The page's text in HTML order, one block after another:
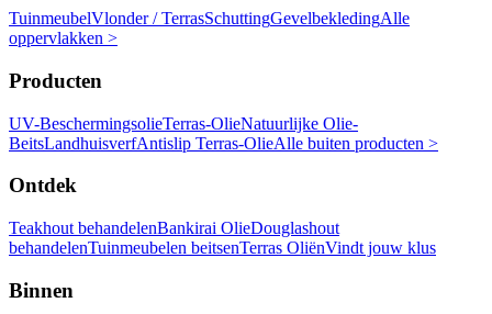
TuinmeubelVlonder / TerrasSchuttingGevelbekledingAlle
oppervlakken >
Producten
UV-BeschermingsolieTerras-OlieNatuurlijke Olie-
BeitsLandhuisverfAntislip Terras-OlieAlle buiten producten >
Ontdek
Teakhout behandelenBankirai OlieDouglashout
behandelenTuinmeubelen beitsenTerras OliënVindt jouw klus
Binnen